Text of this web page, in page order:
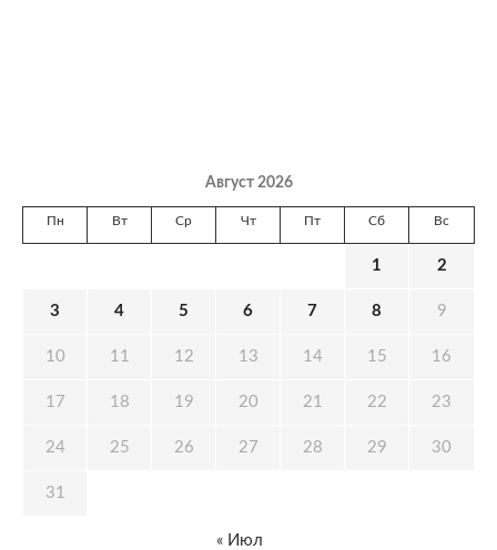
Август 2026
Пн Вт Ср Чт Пт Сб Вс
1 2
3 4 5 6 7 8 9
10 11 12 13 14 15 16
17 18 19 20 21 22 23
24 25 26 27 28 29 30
31
« Июл